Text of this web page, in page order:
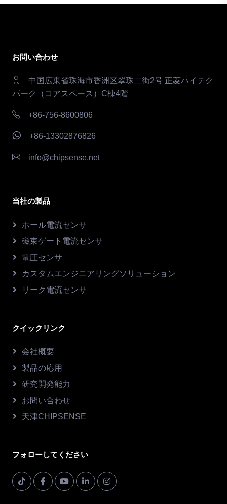
お問い合わせ
中国広東省珠海市香洲区翠珠二街2号 正菱ハイテク
パーク（コアスペース）C棟4階
+86-756-8600806
+86-13302876826
info@chipsense.net
当社の製品
ホール電流センサ
磁束ゲート電流センサ
電圧センサ
カスタムエンジニアリングソリューション
リーク電流センサ
クイックリンク
会社概要
製品の応用
研究開発能力
お問い合わせ
天津CHIPSENSE
フォローしてください